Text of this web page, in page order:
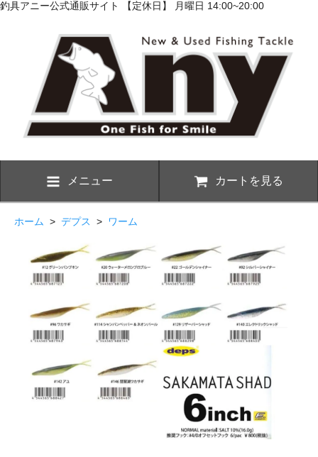
釣具アニー公式通販サイト 【定休日】 月曜日 14:00~20:00
メニュー カートを見る
ホーム > デプス > ワーム